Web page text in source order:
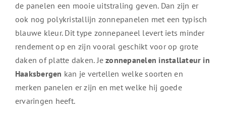
de panelen een mooie uitstraling geven. Dan zijn er
ook nog polykristallijn zonnepanelen met een typisch
blauwe kleur. Dit type zonnepaneel levert iets minder
rendement op en zijn vooral geschikt voor op grote
daken of platte daken. Je zonnepanelen installateur in
Haaksbergen kan je vertellen welke soorten en
merken panelen er zijn en met welke hij goede
ervaringen heeft.